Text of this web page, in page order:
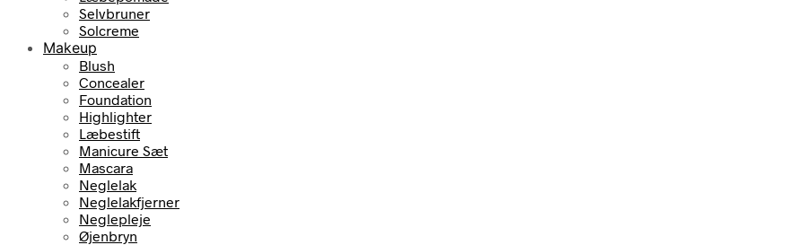
Selvbruner
Solcreme
Makeup
Blush
Concealer
Foundation
Highlighter
Læbestift
Manicure Sæt
Mascara
Neglelak
Neglelakfjerner
Neglepleje
Øjenbryn